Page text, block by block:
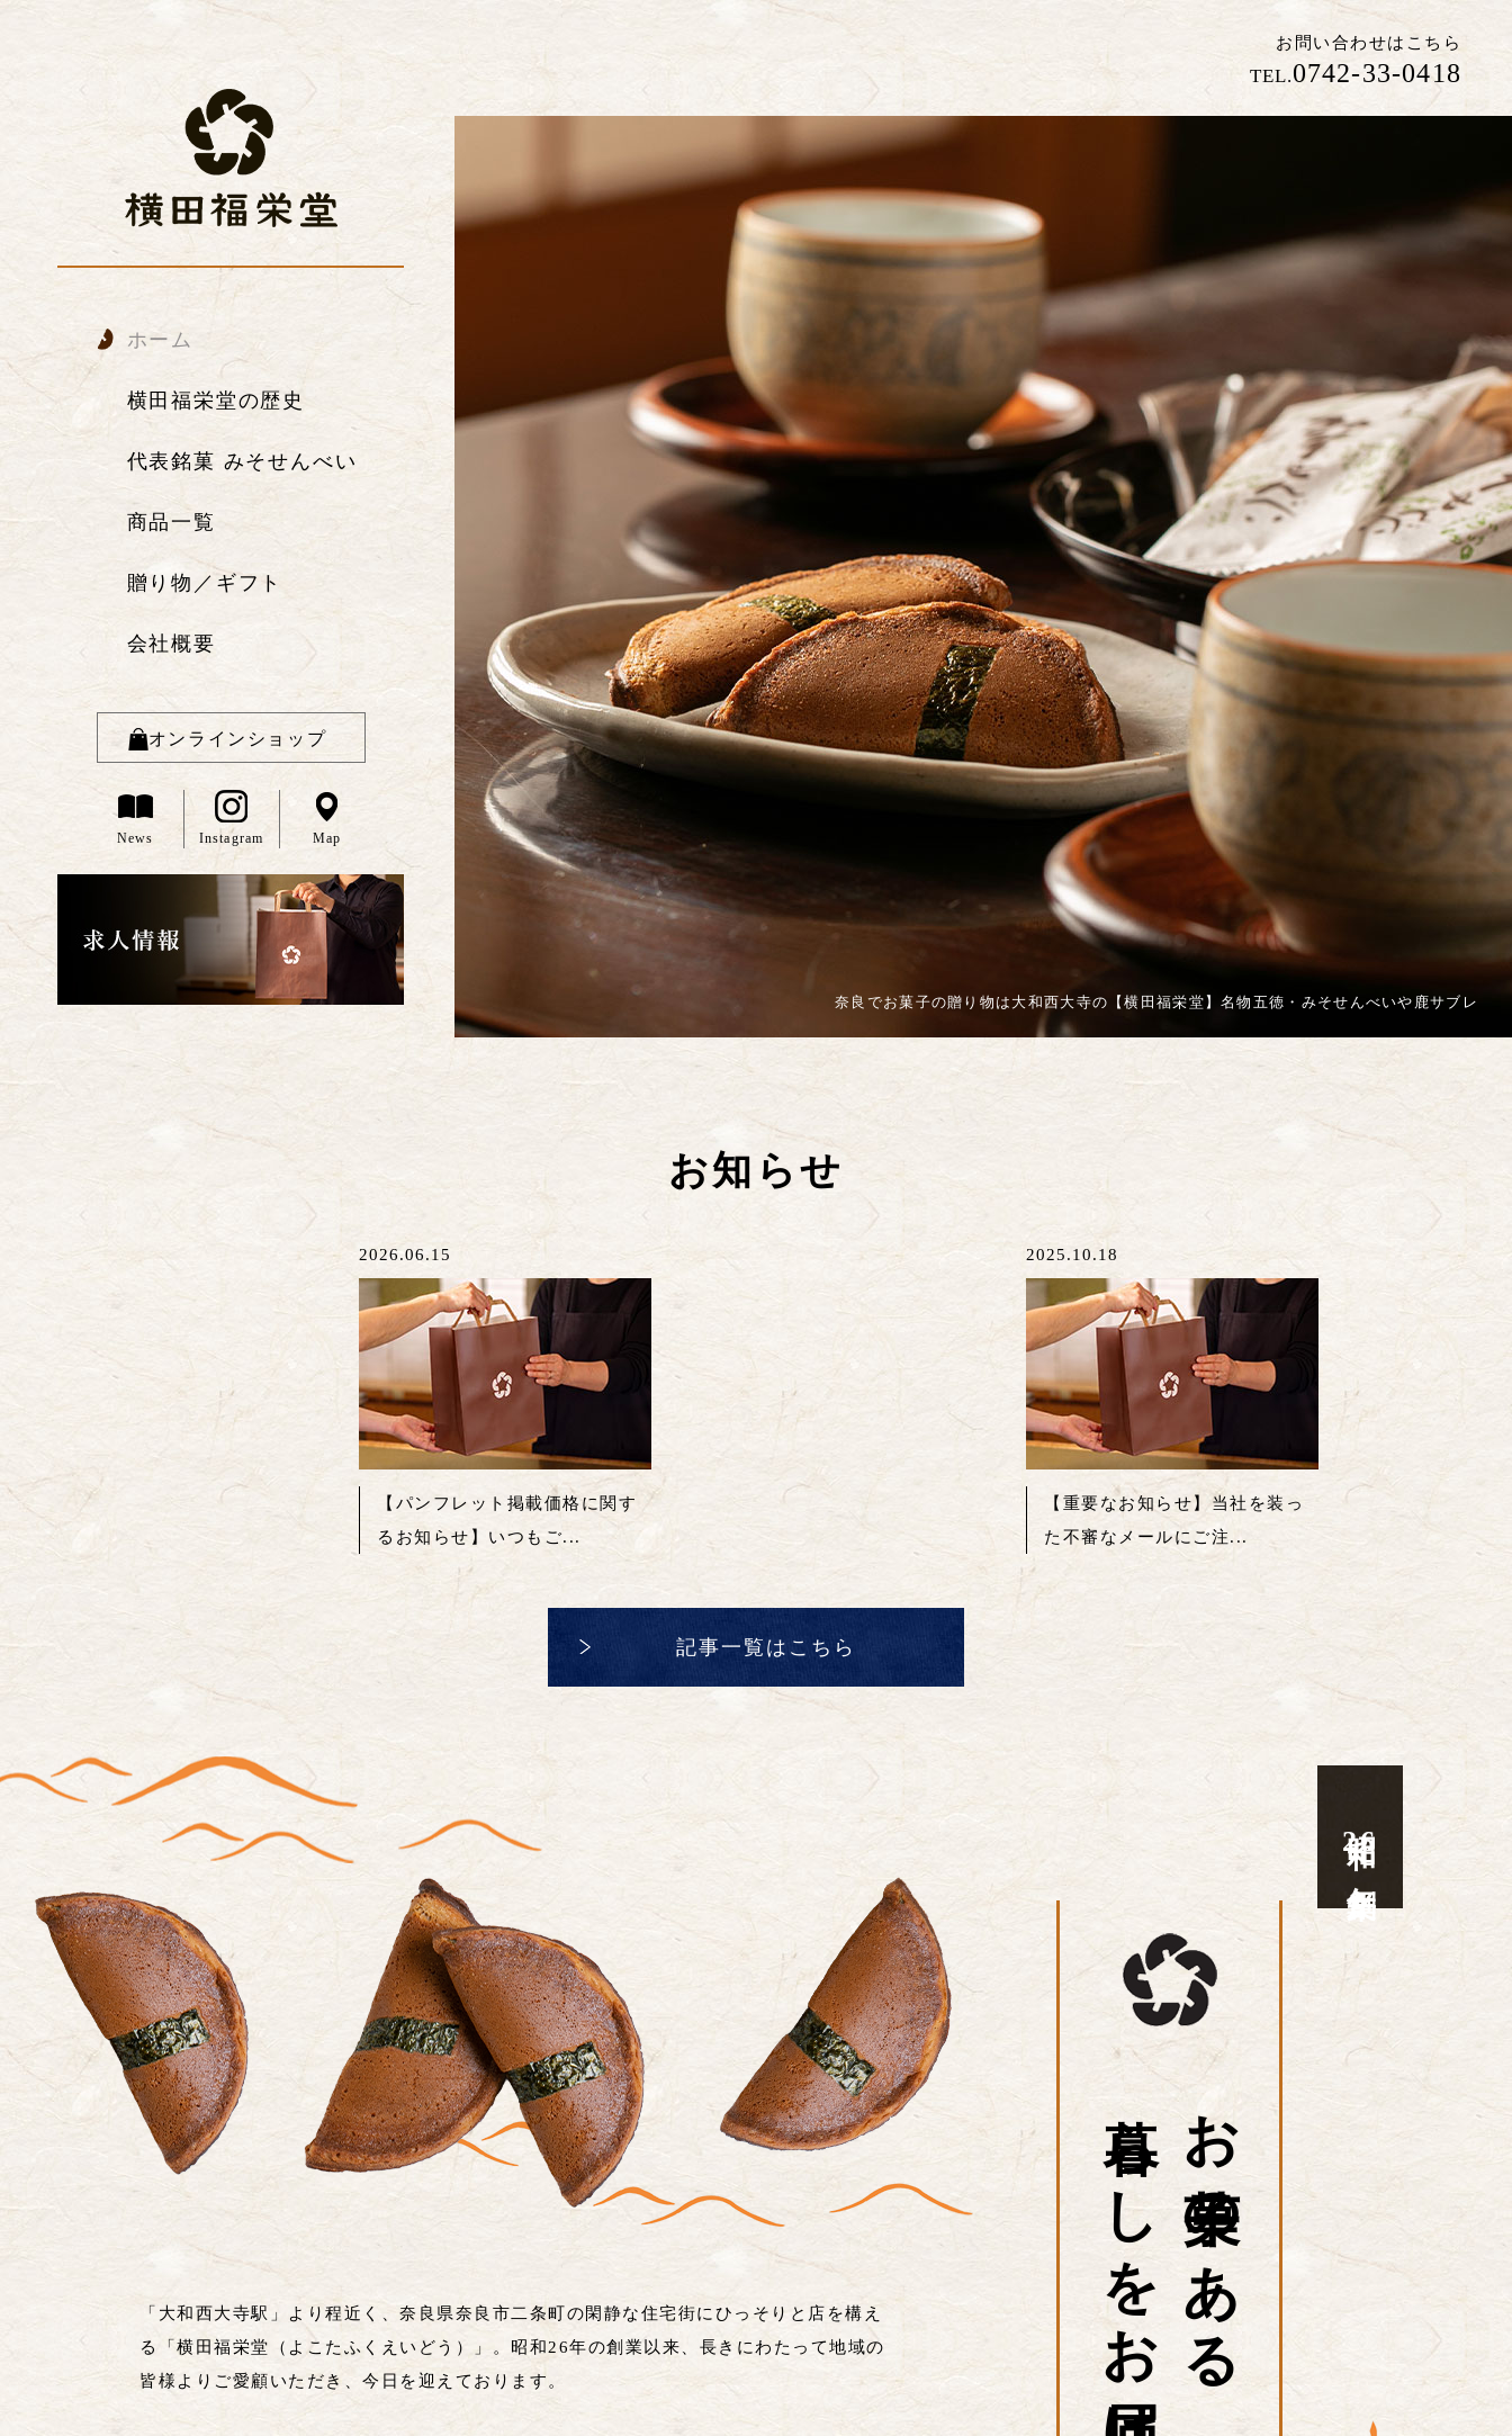
奈良でお菓子の贈り物は大和西大寺の【横田福栄堂】名物五徳・みそせんべいや鹿サブレ
お問い合わせはこちら
TEL.0742-33-0418
ホーム
横田福栄堂の歴史
代表銘菓 みそせんべい
商品一覧
贈り物／ギフト
会社概要
オンラインショップ
News Instagram Map
お知らせ
2026.06.15
【パンフレット掲載価格に関す
るお知らせ】いつもご...
2025.10.18
【重要なお知らせ】当社を装っ
た不審なメールにご注...
記事一覧はこちら
「大和西大寺駅」より程近く、奈良県奈良市二条町の閑静な住宅街にひっそりと店を構え
る「横田福栄堂（よこたふくえいどう）」。昭和26年の創業以来、長きにわたって地域の
皆様よりご愛顧いただき、今日を迎えております。
26
年創業
お菓子のある
暮らしをお届け